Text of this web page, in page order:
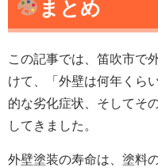
まとめ
この記事では、笛吹市で
けて、「外壁は何年くら
的な劣化症状、そしてそ
してきました。
外壁塗装の寿命は、塗料